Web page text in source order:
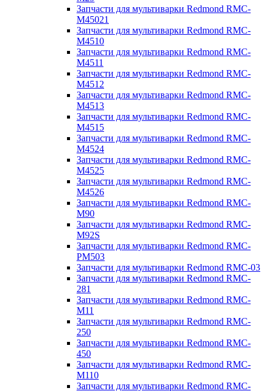
Запчасти для мультиварки Redmond RMC-
M45021
Запчасти для мультиварки Redmond RMC-
M4510
Запчасти для мультиварки Redmond RMC-
M4511
Запчасти для мультиварки Redmond RMC-
M4512
Запчасти для мультиварки Redmond RMC-
M4513
Запчасти для мультиварки Redmond RMC-
M4515
Запчасти для мультиварки Redmond RMC-
M4524
Запчасти для мультиварки Redmond RMC-
M4525
Запчасти для мультиварки Redmond RMC-
M4526
Запчасти для мультиварки Redmond RMC-
M90
Запчасти для мультиварки Redmond RMC-
M92S
Запчасти для мультиварки Redmond RMC-
PM503
Запчасти для мультиварки Redmond RMC-03
Запчасти для мультиварки Redmond RMC-
281
Запчасти для мультиварки Redmond RMC-
M11
Запчасти для мультиварки Redmond RMC-
250
Запчасти для мультиварки Redmond RMC-
450
Запчасти для мультиварки Redmond RMC-
M110
Запчасти для мультиварки Redmond RMC-